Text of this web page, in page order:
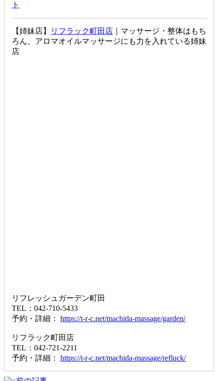
ト
【姉妹店】 リフラック町田店 ｜マッサージ・整体はもち
ろん、アロマオイルマッサージにも力を入れている姉妹
店
リフレッシュガーデン町田
TEL：042-710-5433
予約・詳細： https://t-r-c.net/machida-massage/garden/
リフラック町田店
TEL：042-721-2211
予約・詳細： https://t-r-c.net/machida-massage/refluck/